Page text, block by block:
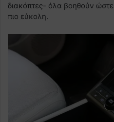
διακόπτες- όλα βοηθούν
πιο εύκολη.